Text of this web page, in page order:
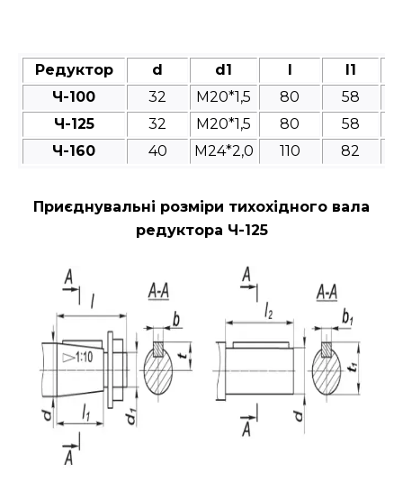
Редуктор d d1 l l1
Ч-100
32 M20*1,5 80 58
Ч-125
32 М20*1,5 80 58
Ч-160
40 М24*2,0 110 82
Приєднувальні розміри тихохідного вала
редуктора Ч-125